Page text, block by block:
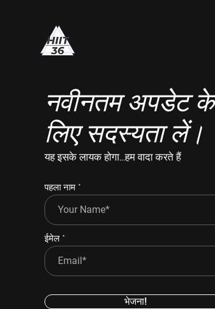
नवीनतम अपडेट के
लिए सदस्यता लें।
यह इसके लायक होगा...हम वादा करते हैं
पहला नाम
ईमेल
भेजना!